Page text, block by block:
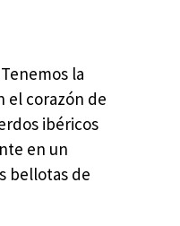
la
el corazón de
ibéricos
en un
bellotas de